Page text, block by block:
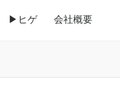
▶ヒゲ 会社概要